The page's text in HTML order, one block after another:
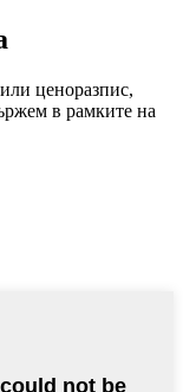
ценоразпис,
в рамките на